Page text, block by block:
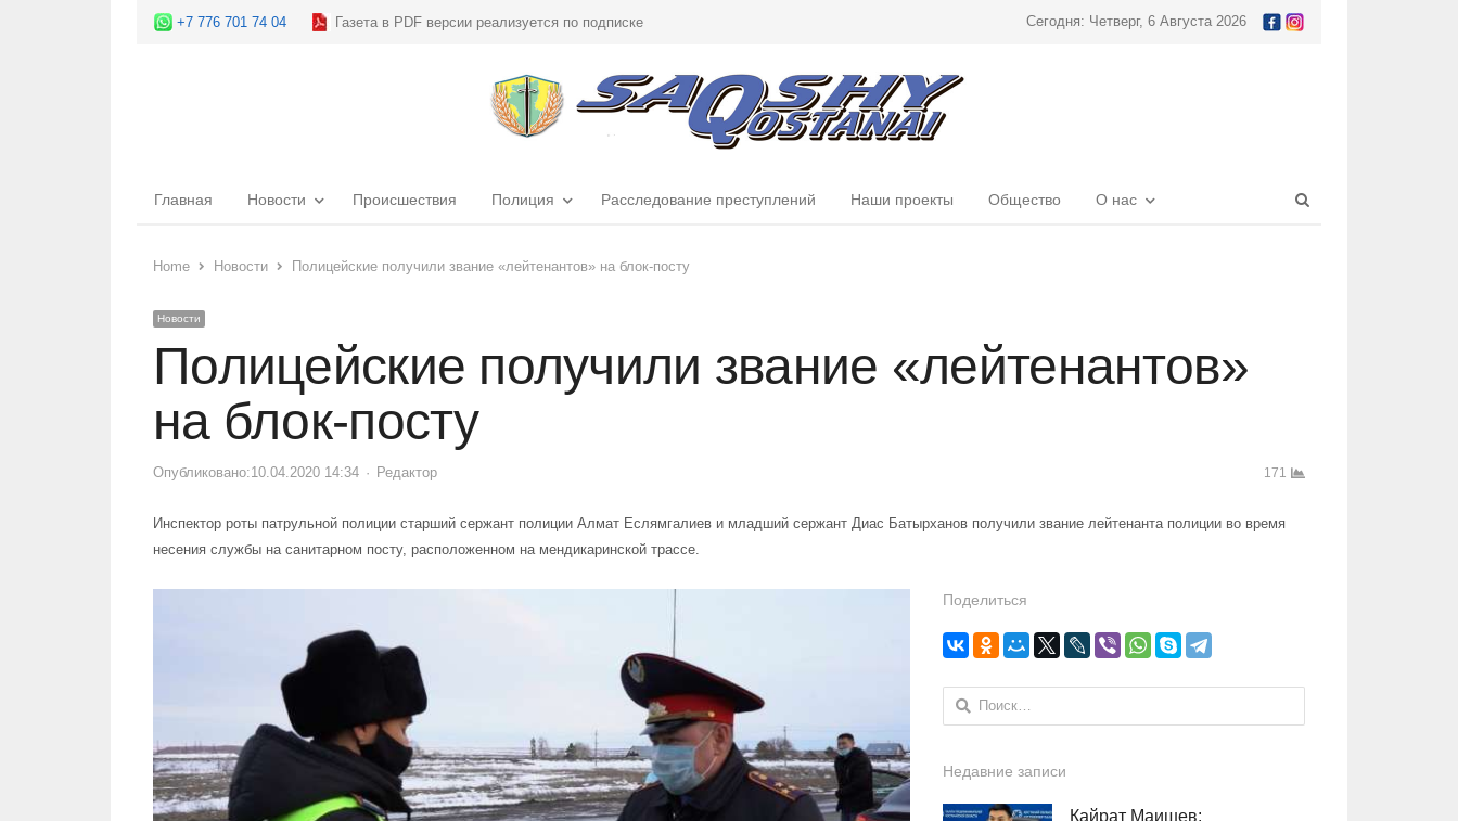
+7 776 701 74 04 Газета в PDF версии реализуется по подписке Сегодня: Четверг, 6 Августа 2026
Главная Новости Происшествия Полиция Расследование преступлений Наши проекты Общество О нас
Home
Новости Полицейские получили звание «лейтенантов» на блок-посту
Новости
Полицейские получили звание «лейтенантов»
на блок-посту
Опубликовано:10.04.2020 14:34 Author
Редактор 171
Инспектор роты патрульной полиции старший сержант полиции Алмат Еслямгалиев и младший сержант Диас Батырханов получили звание лейтенанта полиции во время
несения службы на санитарном посту, расположенном на мендикаринской трассе.
Поделиться
Найти:
Недавние записи
Кайрат Маишев: